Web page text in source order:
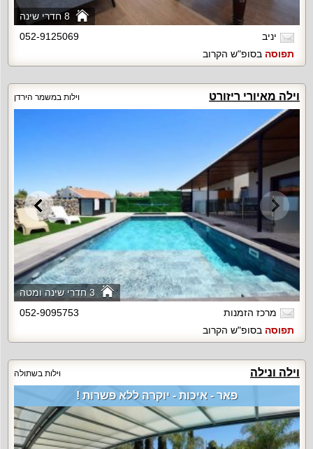
8 חדרי שינה
יניב
052-9125069
תפוסה בסופ"ש הקרוב
וילה מאיורי ריזורט וילות במשמר הירדן
3 חדרי שינה ומטה
מרכז הזמנות
052-9095753
תפוסה בסופ"ש הקרוב
וילה ונילה וילות בשתולה
פאר - איכות - יוקרה ללא פשרות !